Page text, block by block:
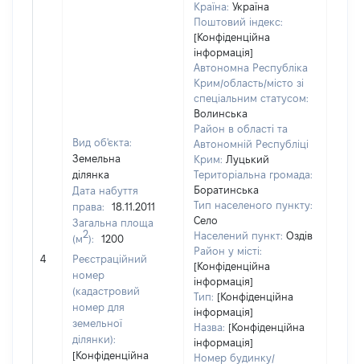
4
Вид об'єкта:
Земельна
ділянка
Дата набуття
права:
18.11.2011
Загальна площа
(м2):
1200
Реєстраційний
номер
(кадастровий
номер для
земельної
ділянки):
[Конфіденційна
Країна: Україна
Поштовий індекс:
[Конфіденційна
інформація]
Автономна Республіка
Крим/область/місто зі
спеціальним статусом:
Волинська
Район в області та
Автономній Республіці
Крим: Луцький
Територіальна громада:
Боратинська
Тип населеного пункту:
Село
Населений пункт: Оздів
Район у місті:
[Конфіденційна
інформація]
Тип: [Конфіденційна
інформація]
Назва: [Конфіденційна
інформація]
Номер будинку/